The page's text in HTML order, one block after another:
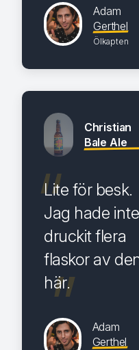
Adam
Gerthel
Ölkapten
Christian
Bale Ale
Lite för besk.
Jag hade inte
druckit flera
flaskor av
här.
Adam
Gerthel